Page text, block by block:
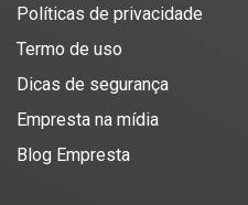
Políticas de privacidade
Termo de uso
Dicas de segurança
Empresta na mídia
Blog Empresta